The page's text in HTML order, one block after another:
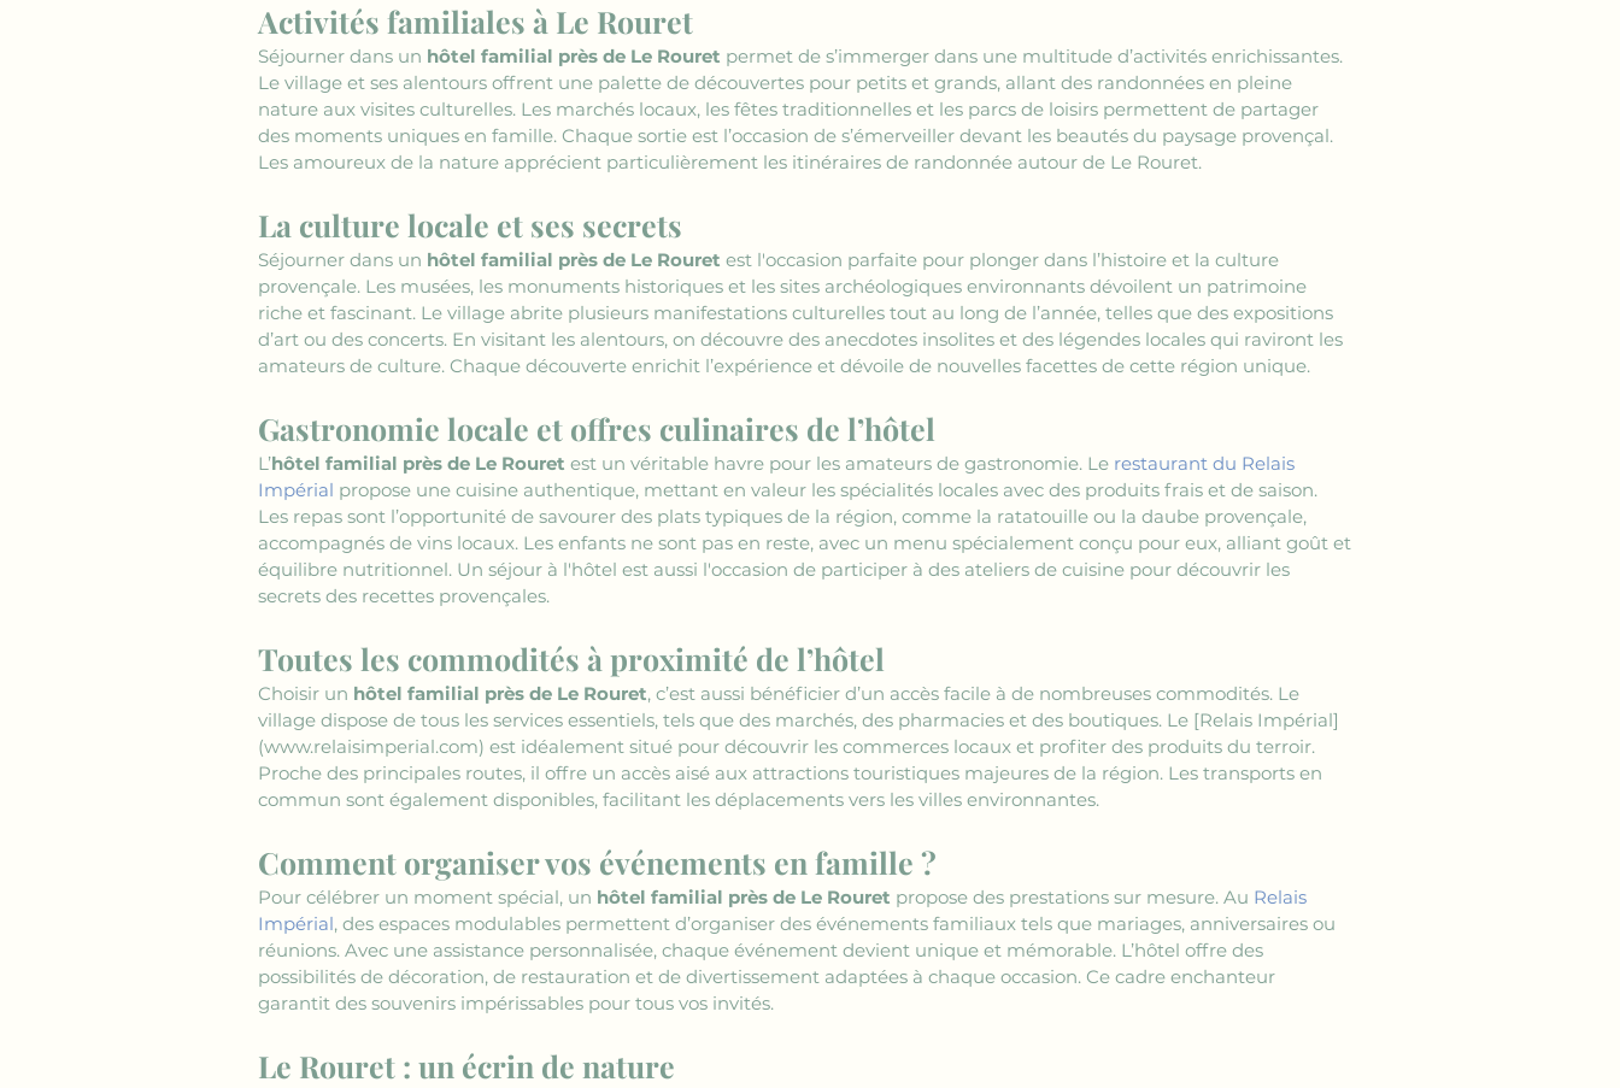
Activités familiales à Le Rouret
Séjourner dans un hôtel familial près de Le Rouret permet de s’immerger dans une multitude d’activités enrichissantes.
Le village et ses alentours offrent une palette de découvertes pour petits et grands, allant des randonnées en pleine
nature aux visites culturelles. Les marchés locaux, les fêtes traditionnelles et les parcs de loisirs permettent de partager
des moments uniques en famille. Chaque sortie est l’occasion de s’émerveiller devant les beautés du paysage provençal.
Les amoureux de la nature apprécient particulièrement les itinéraires de randonnée autour de Le Rouret.
La culture locale et ses secrets
Séjourner dans un hôtel familial près de Le Rouret est l'occasion parfaite pour plonger dans l’histoire et la culture
provençale. Les musées, les monuments historiques et les sites archéologiques environnants dévoilent un patrimoine
riche et fascinant. Le village abrite plusieurs manifestations culturelles tout au long de l’année, telles que des expositions
d’art ou des concerts. En visitant les alentours, on découvre des anecdotes insolites et des légendes locales qui raviront les
amateurs de culture. Chaque découverte enrichit l’expérience et dévoile de nouvelles facettes de cette région unique.
Gastronomie locale et offres culinaires de l’hôtel
L’hôtel familial près de Le Rouret est un véritable havre pour les amateurs de gastronomie. Le restaurant du Relais
Impérial propose une cuisine authentique, mettant en valeur les spécialités locales avec des produits frais et de saison.
Les repas sont l’opportunité de savourer des plats typiques de la région, comme la ratatouille ou la daube provençale,
accompagnés de vins locaux. Les enfants ne sont pas en reste, avec un menu spécialement conçu pour eux, alliant goût et
équilibre nutritionnel. Un séjour à l'hôtel est aussi l'occasion de participer à des ateliers de cuisine pour découvrir les
secrets des recettes provençales.
Toutes les commodités à proximité de l’hôtel
Choisir un hôtel familial près de Le Rouret, c’est aussi bénéficier d’un accès facile à de nombreuses commodités. Le
village dispose de tous les services essentiels, tels que des marchés, des pharmacies et des boutiques. Le [Relais Impérial]
(www.relaisimperial.com) est idéalement situé pour découvrir les commerces locaux et profiter des produits du terroir.
Proche des principales routes, il offre un accès aisé aux attractions touristiques majeures de la région. Les transports en
commun sont également disponibles, facilitant les déplacements vers les villes environnantes.
Comment organiser vos événements en famille ?
Pour célébrer un moment spécial, un hôtel familial près de Le Rouret propose des prestations sur mesure. Au Relais
Impérial, des espaces modulables permettent d’organiser des événements familiaux tels que mariages, anniversaires ou
réunions. Avec une assistance personnalisée, chaque événement devient unique et mémorable. L’hôtel offre des
possibilités de décoration, de restauration et de divertissement adaptées à chaque occasion. Ce cadre enchanteur
garantit des souvenirs impérissables pour tous vos invités.
Le Rouret : un écrin de nature